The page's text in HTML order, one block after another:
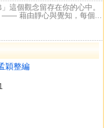
這個觀念留存在你的心中。
—— 藉由靜心與覺知，每個...
穎整編